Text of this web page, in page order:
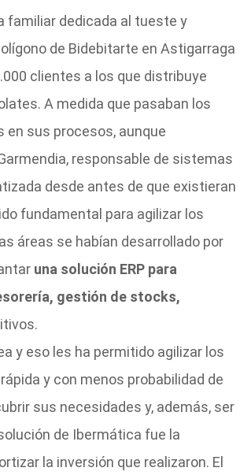
familiar dedicada al tueste y
de Bidebitarte en Astigarraga
clientes a los que distribuye
A medida que pasaban los
en sus procesos, aunque
responsable de sistemas
desde antes de que existieran
fundamental para agilizar los
áreas se habían desarrollado por
una solución ERP para
gestión de stocks,
y eso les ha permitido agilizar los
y con menos probabilidad de
sus necesidades y, además, ser
de Ibermática fue la
la inversión que realizaron. El